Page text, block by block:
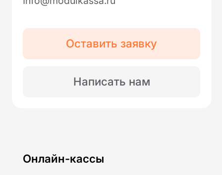
Фискальные накопители
Торговый эквайринг